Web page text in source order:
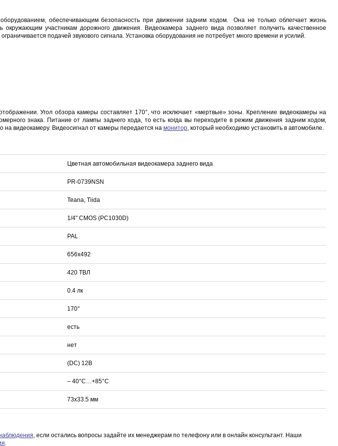
7 635 руб.
468 руб.
1 048 руб.
651 руб.
596 руб.
обеспечивающим безопасность при движении задним ходом. Она не только облегчает жизнь
окружающим участникам дорожного движения. Видеокамера заднего вида позволяет получить качественное
подачей звукового сигнала. Установка оборудования не потребует много времени и усилий.
Угол обзора камеры составляет 170°, что исключает «мертвые» зоны. Крепление видеокамеры на
знака. Питание от лампы заднего хода, то есть когда вы переходите в режим движения задним ходом,
на видеокамеру. Видеосигнал от камеры передается на монитор, который необходимо установить в автомобиле.
Цветная автомобильная видеокамера заднего вида
PR-0739NSN
Teana, Tiida
1/4" CMOS (PC1030D)
PAL
656х492
420 ТВЛ
0.4 лк
170°
есть
нет
(DC) 12В
– 40°C…+85°C
73х33.5 мм
, если остались вопросы задайте их менеджерам по телефону или в онлайн консультант. Наши
.